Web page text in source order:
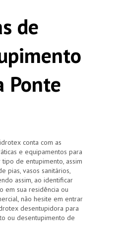
de
Ponte
conta com as
e equipamentos para
de entupimento, assim
pias, vasos sanitários,
assim, ao identificar
em sua residência ou
não hesite em entrar
desentupidora para
ou desentupimento de